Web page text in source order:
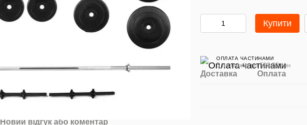
Новий відгук або коментар
Купити
ОПЛАТА ЧАСТИНАМИ
5 платежів по 599.80 грн
Доставка Оплата